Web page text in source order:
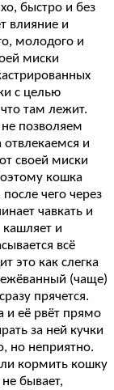
быстро и без
влияние и
молодого и
миски
с целью
там лежит.
позволяем
и
своей миски
кошка
чего через
чавкать и
кашляет и
всё
это как слегка
(чаще)
прячется.
и её рвёт прямо
за ней кучки
но неприятно.
кормить кошку
бывает,